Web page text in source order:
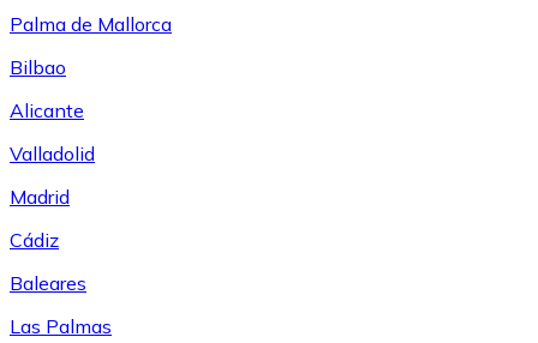
Palma de Mallorca
Bilbao
Alicante
Valladolid
Madrid
Cádiz
Baleares
Las Palmas